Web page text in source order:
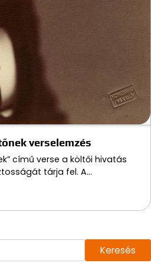
verselemzés
című verse a költői hivatás
tárja fel. A…
Keresés